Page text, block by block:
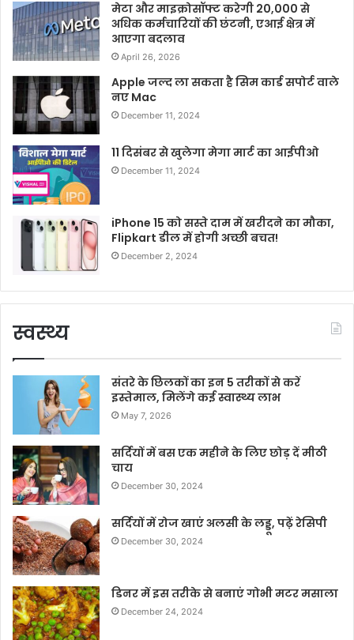
मेटा और माइक्रोसॉफ्ट करेगी 20,000 से
अधिक कर्मचारियों की छंटनी, एआई क्षेत्र में
आएगा बदलाव
April 26, 2026
Apple जल्द ला सकता है सिम कार्ड सपोर्ट वाले
नए Mac
December 11, 2024
11 दिसंबर से खुलेगा मेगा मार्ट का आईपीओ
December 11, 2024
iPhone 15 को सस्ते दाम में खरीदने का मौका,
Flipkart डील में होगी अच्छी बचत!
December 2, 2024
स्वस्थ्य
संतरे के छिलकों का इन 5 तरीकों से करें
इस्तेमाल, मिलेंगे कई स्वास्थ्य लाभ
May 7, 2026
सर्दियों में बस एक महीने के लिए छोड़ दें मीठी
चाय
December 30, 2024
सर्दियों में रोज खाएं अलसी के लड्डू, पढ़ें रेसिपी
December 30, 2024
डिनर में इस तरीके से बनाएं गोभी मटर मसाला
December 24, 2024